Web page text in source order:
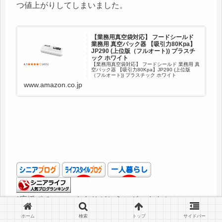
つ値上がりしてしまいました。
【業務用真空袋対応】 フードシールド
業務用 真空パック器 【吸引力80Kpa】
JP290 (上位版（フルオート)) プラスチ
ック ホワイト
【業務用真空袋対応】 フードシールド 業務用 真
空パック器 【吸引力80Kpa】JP290 (上位版
（フルオート)) プラスチック ホワイト
www.amazon.co.jp
*応援ポチ、いつもありがとうございます！
ホーム 検索 トップ サイドバー